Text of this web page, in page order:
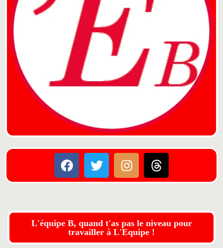
L'équipe B, quand t'as pas le niveau pour
travailler à L'Equipe !